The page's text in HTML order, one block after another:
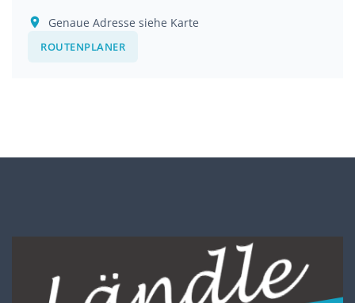
Genaue Adresse siehe Karte
ROUTENPLANER